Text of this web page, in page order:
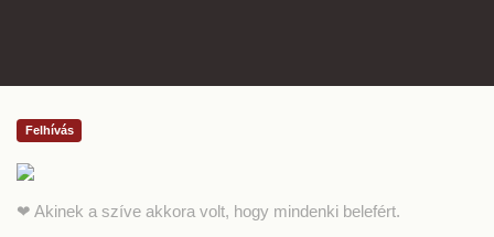
Felhívás
❤ Akinek a szíve akkora volt, hogy mindenki belefért.